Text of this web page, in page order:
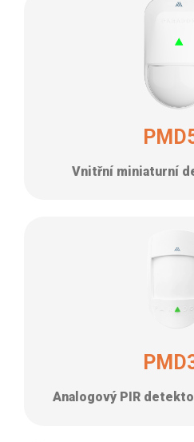
Vnitřní miniaturní
Analogový PIR